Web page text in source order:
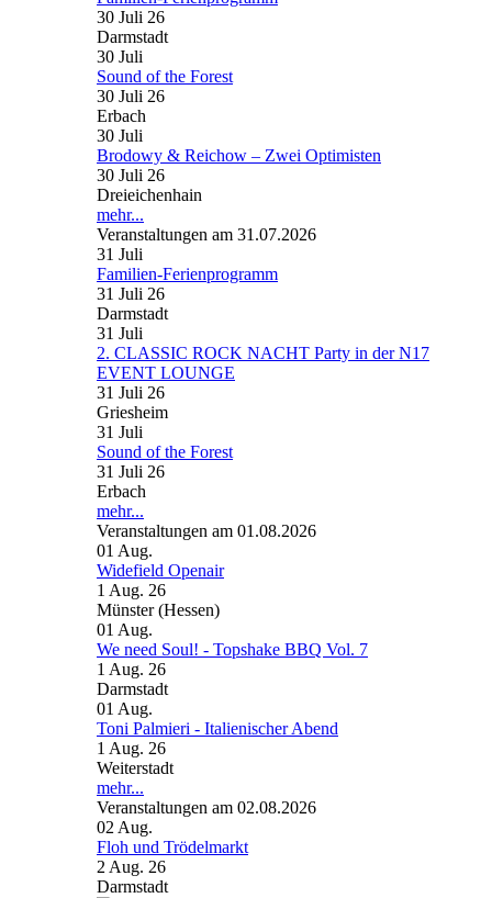
30 Juli 26
Darmstadt
30 Juli
Sound of the Forest
30 Juli 26
Erbach
30 Juli
Brodowy & Reichow – Zwei Optimisten
30 Juli 26
Dreieichenhain
mehr...
Veranstaltungen am 31.07.2026
31 Juli
Familien-Ferienprogramm
31 Juli 26
Darmstadt
31 Juli
2. CLASSIC ROCK NACHT Party in der N17
EVENT LOUNGE
31 Juli 26
Griesheim
31 Juli
Sound of the Forest
31 Juli 26
Erbach
mehr...
Veranstaltungen am 01.08.2026
01 Aug.
Widefield Openair
1 Aug. 26
Münster (Hessen)
01 Aug.
We need Soul! - Topshake BBQ Vol. 7
1 Aug. 26
Darmstadt
01 Aug.
Toni Palmieri - Italienischer Abend
1 Aug. 26
Weiterstadt
mehr...
Veranstaltungen am 02.08.2026
02Aug.
Floh und Trödelmarkt
2 Aug. 26
Darmstadt